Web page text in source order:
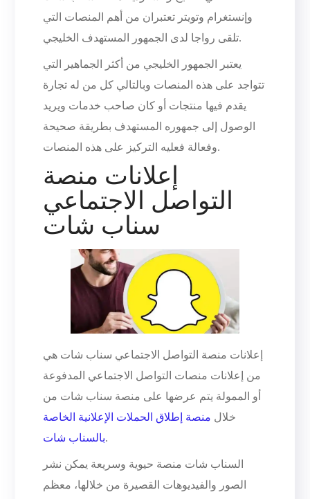
وإنستغرام وتويتر تعتبران من أهم المنصات التي
تلقى رواجا لدى الجمهور المستهدف الخليجي.
يعتبر الجمهور الخليجي من أكثر الجماهير التي
تتواجد على هذه المنصات وبالتالي كل من له تجارة
يقدم فيها منتجات أو كان صاحب خدمات ويريد
الوصول إلى جمهوره المستهدف بطريقة صحيحة
وفعالة فعليه التركيز على هذه المنصات.
إعلانات منصة
التواصل الاجتماعي
سناب شات
إعلانات منصة التواصل الاجتماعي سناب شات هي
من إعلانات منصات التواصل الاجتماعي المدفوعة
أو الممولة يتم عرضها على منصة سناب شات من
خلال منصة إطلاق الحملات الإعلانية الخاصة
بالسناب شات.
السناب شات منصة حيوية وسريعة يمكن نشر
الصور والفيديوهات القصيرة من خلالها، معظم